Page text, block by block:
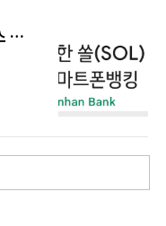
신한 쏠퀴즈 4월1일 야구SOL 플러스 출석(위드)플레이OX 정답 모음